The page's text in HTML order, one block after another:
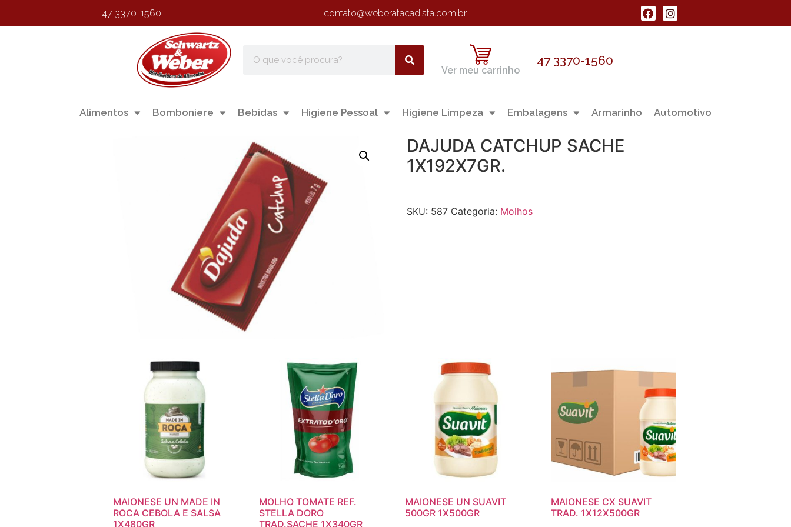
47 3370-1560 contato@weberatacadista.com.br
Ver meu carrinho
47 3370-1560
Alimentos Bomboniere Bebidas Higiene Pessoal Higiene Limpeza Embalagens Armarinho Automotivo
DAJUDA CATCHUP SACHE
1X192X7GR.
SKU: 587 Categoria: Molhos
MAIONESE UN MADE IN
ROCA CEBOLA E SALSA
1X480GR
MOLHO TOMATE REF.
STELLA DORO
TRAD.SACHE 1X340GR
MAIONESE UN SUAVIT
500GR 1X500GR
MAIONESE CX SUAVIT
TRAD. 1X12X500GR